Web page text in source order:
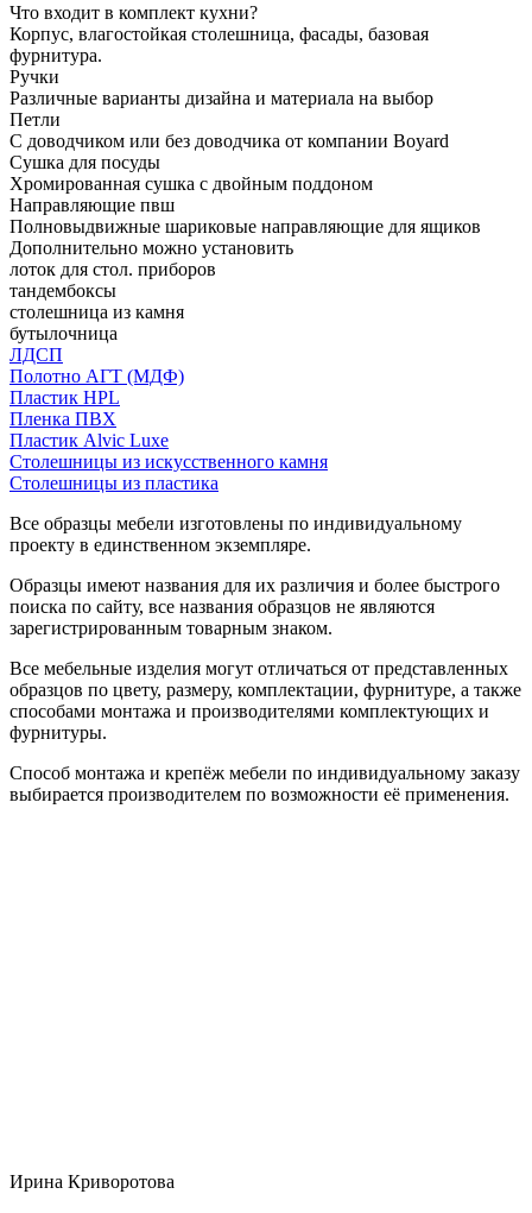
Что входит в комплект кухни?
Корпус, влагостойкая столешница, фасады, базовая
фурнитура.
Ручки
Различные варианты дизайна и материала на выбор
Петли
С доводчиком или без доводчика от компании Boyard
Сушка для посуды
Хромированная сушка с двойным поддоном
Направляющие пвш
Полновыдвижные шариковые направляющие для ящиков
Дополнительно можно установить
лоток для стол. приборов
тандембоксы
столешница из камня
бутылочница
ЛДСП
Полотно АГТ (МДФ)
Пластик HPL
Пленка ПВХ
Пластик Alvic Luxe
Столешницы из искусственного камня
Столешницы из пластика
Все образцы мебели изготовлены по индивидуальному
проекту в единственном экземпляре.
Образцы имеют названия для их различия и более быстрого
поиска по сайту, все названия образцов не являются
зарегистрированным товарным знаком.
Все мебельные изделия могут отличаться от представленных
образцов по цвету, размеру, комплектации, фурнитуре, а также
способами монтажа и производителями комплектующих и
фурнитуры.
Способ монтажа и крепёж мебели по индивидуальному заказу
выбирается производителем по возможности её применения.
Ирина Криворотова